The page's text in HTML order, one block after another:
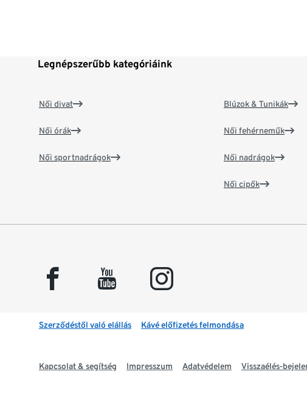
Legnépszerűbb kategóriáink
Női divat
Női órák
Női sportnadrágok
Blúzok & Tunikák
Női fehérneműk
Női nadrágok
Női cipők
facebook youtube instagram
Szerződéstől való elállás Kávé előfizetés felmondása
Kapcsolat & segítség Impresszum Adatvédelem Visszaélés-